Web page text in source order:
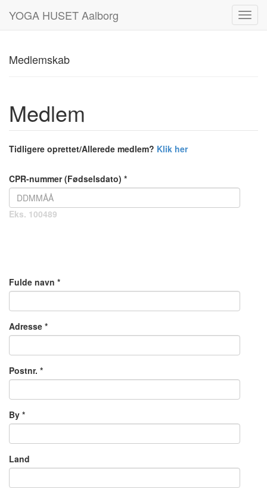
YOGA HUSET Aalborg
Medlemskab
Medlem
Tidligere oprettet/Allerede medlem? Klik her
CPR-nummer (Fødselsdato) *
Eks. 100489
Fulde navn *
Adresse *
Postnr. *
By *
Land